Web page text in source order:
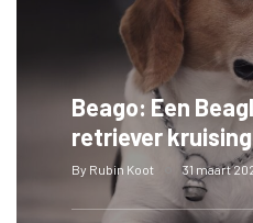
Beago: Een
retriever
By Rubin Koot 31 maart